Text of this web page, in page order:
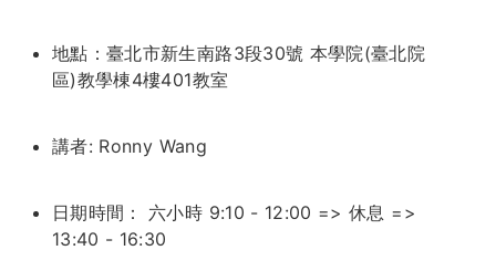
地點：臺北市新生南路3段30號 本學院(臺北院
區)教學棟4樓401教室
講者: Ronny Wang
日期時間： 六小時 9:10 - 12:00 => 休息 =>
13:40 - 16:30